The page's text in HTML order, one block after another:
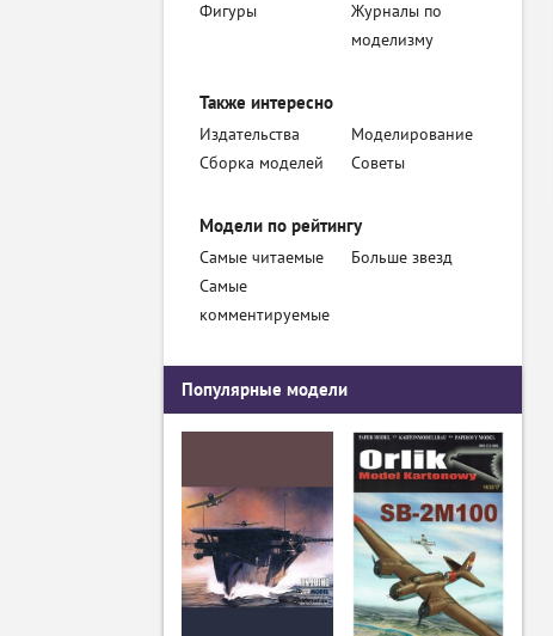
Фигуры
Журналы по
моделизму
Также интересно
Издательства
Моделирование
Сборка моделей
Советы
Модели по рейтингу
Самые читаемые
Больше звезд
Самые
комментируемые
Популярные модели